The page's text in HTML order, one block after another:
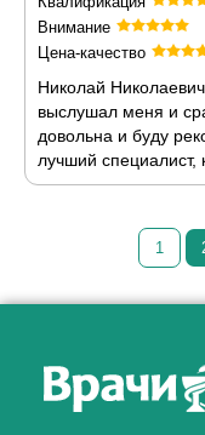
Внимание
Цена-качество
Николай
выслушал меня и
довольна и буду
лучший
1